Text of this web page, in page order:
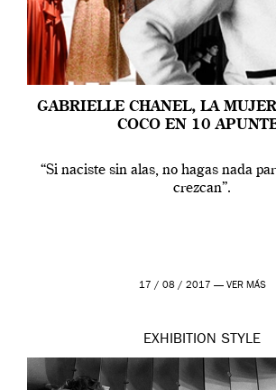
GABRIELLE CHANEL, LA
COCO EN 10
“Si naciste sin alas, no hagas nada
crezcan”.
17 / 08 / 2017 — VER MÁS
EXHIBITION STYLE